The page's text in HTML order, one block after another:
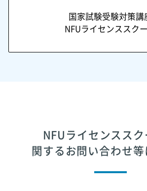
国家試験受験対策講
NFUライセンススク
NFUライセンススク
関するお問い合わせ等